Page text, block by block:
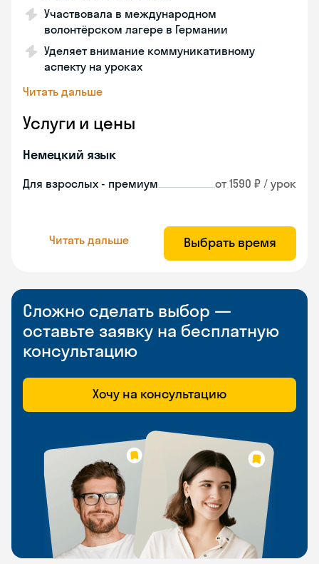
Участвовала в международном
волонтёрском лагере в Германии
Уделяет внимание коммуникативному
аспекту на уроках
Читать дальше
Услуги и цены
Немецкий язык
Для взрослых - премиум от 1590 ₽ / урок
Читать дальше Выбрать время
Сложно сделать выбор —
оставьте заявку на бесплатную
консультацию
Хочу на консультацию